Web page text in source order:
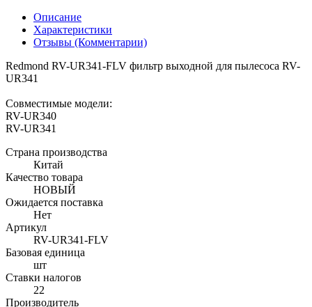
Описание
Характеристики
Отзывы (Комментарии)
Redmond RV-UR341-FLV фильтр выходной для пылесоса RV-
UR341
Совместимые модели:
RV-UR340
RV-UR341
Страна производства
Китай
Качество товара
НОВЫЙ
Ожидается поставка
Нет
Артикул
RV-UR341-FLV
Базовая единица
шт
Ставки налогов
22
Производитель